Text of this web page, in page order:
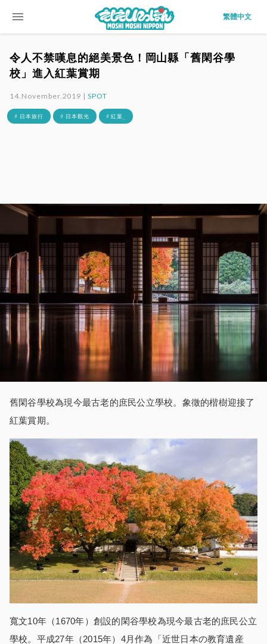
menu 繁體中文
令人不禁嘆息的絕美景色！岡山縣「舊閑谷學
校」進入紅葉賞期
14.November.2019 |SPOT
# 日本旅行 # 日本觀光 # 紅葉_
舊閑谷學校為現今最古老的庶民公立學校。象徵的楷樹迎接了
紅葉賞期。
寬文10年（1670年）創設的閑谷學校為現今最古老的庶民公立
學校。平成27年（2015年）4月作為「近世日本の教育遺産